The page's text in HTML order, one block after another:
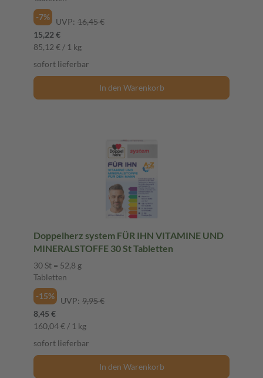
-7%
UVP: 16,45 €
15,22 €
85,12 € / 1 kg
sofort lieferbar
In den Warenkorb
Doppelherz system FÜR IHN VITAMINE UND
MINERALSTOFFE 30 St Tabletten
30 St = 52,8 g
Tabletten
-15%
UVP: 9,95 €
8,45 €
160,04 € / 1 kg
sofort lieferbar
In den Warenkorb